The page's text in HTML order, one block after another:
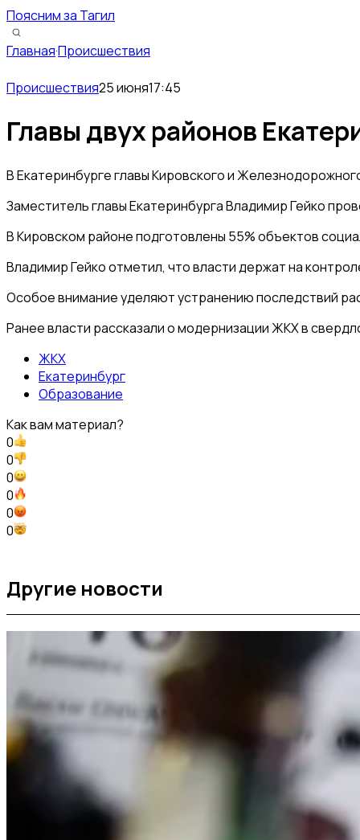
Поясним за Тагил
Главная·Происшествия
Происшествия25 июня17:45
Главы двух районов
В Екатеринбурге главы Кировского и
Заместитель главы Екатеринбурга Владимир Гейко
В Кировском районе подготовлены 55% объектов
Владимир Гейко отметил, что власти держат на
Особое внимание уделяют устранению последствий
Ранее власти рассказали о модернизации ЖКХ в
ЖКХ
Екатеринбург
Образование
Как вам материал?
0
0
0
0
0
0
Другие новости